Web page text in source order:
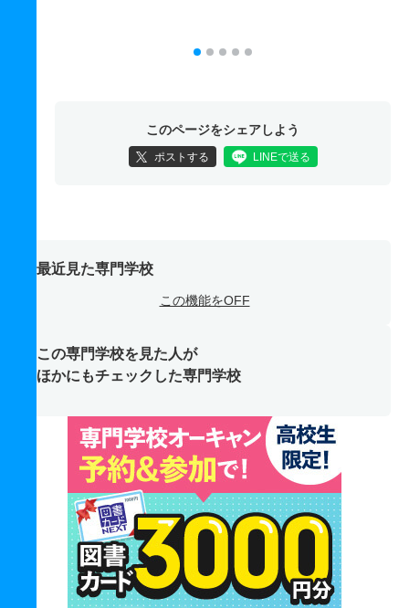
このページをシェアしよう
ポストする LINEで送る
最近見た専門学校
この機能をOFF
この専門学校を見た人が
ほかにもチェックした専門学校